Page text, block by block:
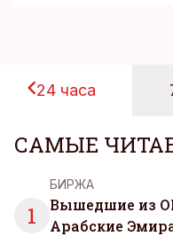
24 часа
САМЫЕ
1
БИРЖА
Вышедшие из
Арабские